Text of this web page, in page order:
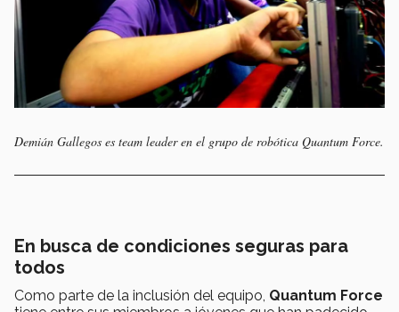
Demián Gallegos es team leader en el grupo de robótica Quantum Force.
En busca de condiciones seguras para
todos
Como parte de la inclusión del equipo, Quantum Force